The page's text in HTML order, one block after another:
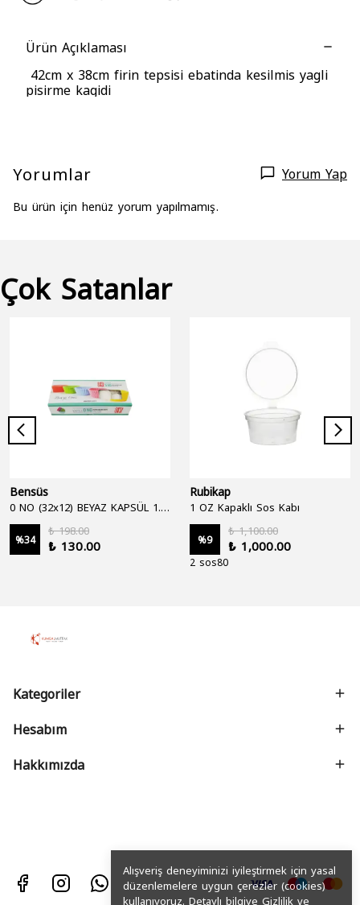
Alışveriş deneyiminizi iyileştirmek için yasal
düzenlemelere uygun çerezler (cookies)
kullanıyoruz. Detaylı bilgiye Gizlilik ve
Ürün Açıklaması
42cm x 38cm firin tepsisi ebatinda kesilmis yagli
pisirme kagidi
Yorumlar Yorum Yap
Bu ürün için henüz yorum yapılmamış.
Çok Satanlar
Bensüs
%34
₺ 198.00
₺ 130.00
Rubikap
1 OZ Kapaklı Sos Kabı
%9
₺ 1,100.00
₺ 1,000.00
2 sos80
Kategoriler
Hesabım
Hakkımızda